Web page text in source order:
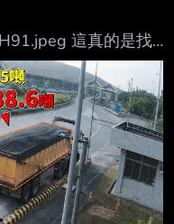
這真的是找
公路，不抓你還抓
跑不完了 --